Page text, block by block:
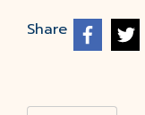
Share